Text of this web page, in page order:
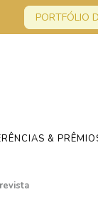
PORTFÓLIO
&